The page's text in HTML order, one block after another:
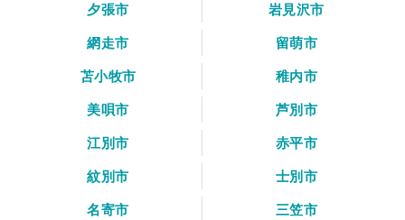
夕張市
岩見沢市
網走市
留萌市
苫小牧市
稚内市
美唄市
芦別市
江別市
赤平市
紋別市
士別市
名寄市
三笠市